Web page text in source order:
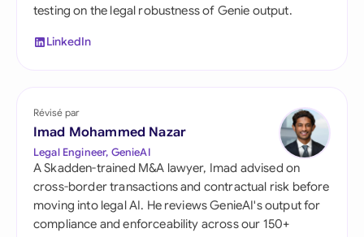
testing on the legal robustness of Genie output.
LinkedIn
Révisé par
Imad Mohammed Nazar
Legal Engineer, GenieAI
A Skadden-trained M&A lawyer, Imad advised on
cross-border transactions and contractual risk before
moving into legal AI. He reviews GenieAI's output for
compliance and enforceability across our 150+